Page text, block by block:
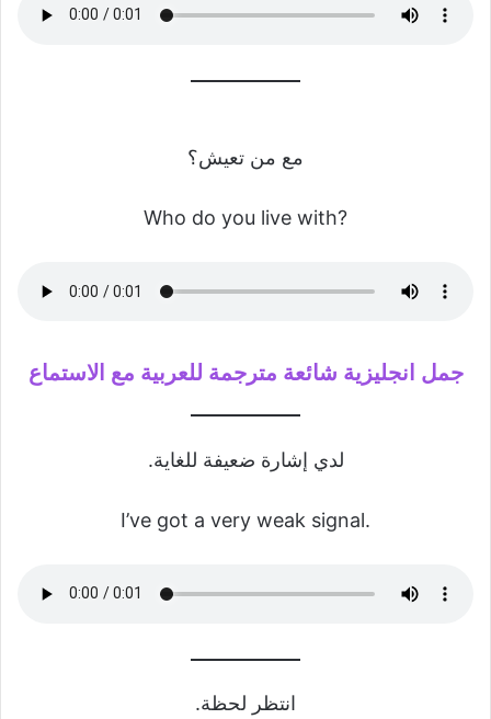
مع من تعيش؟
Who do you live with?
جمل انجليزية شائعة مترجمة للعربية مع الاستماع
لدي إشارة ضعيفة للغاية.
I’ve got a very weak signal.
انتظر لحظة.